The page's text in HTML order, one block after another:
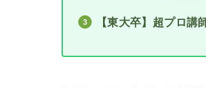
【東大卒】超プロ講